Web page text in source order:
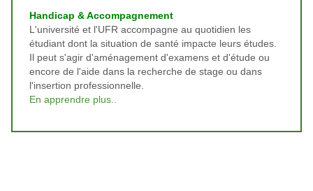
Handicap & Accompagnement
L'université et l'UFR accompagne au quotidien les
étudiant dont la situation de santé impacte leurs études.
Il peut s'agir d'aménagement d'examens et d'étude ou
encore de l'aide dans la recherche de stage ou dans
l'insertion professionnelle.
En apprendre plus..